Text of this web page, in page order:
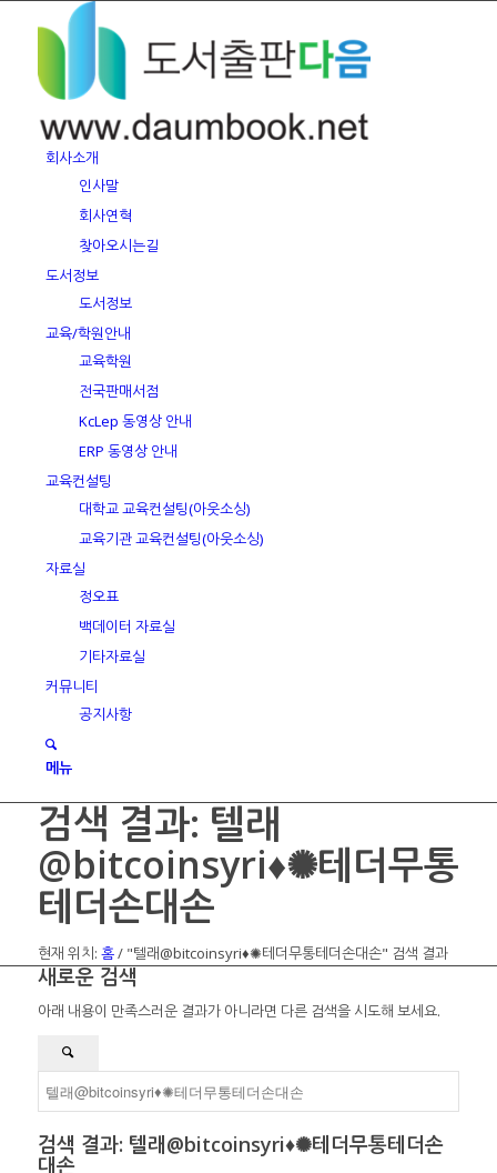
회사소개
인사말
회사연혁
찾아오시는길
도서정보
도서정보
교육/학원안내
교육학원
전국판매서점
KcLep 동영상 안내
ERP 동영상 안내
교육컨설팅
대학교 교육컨설팅(아웃소싱)
교육기관 교육컨설팅(아웃소싱)
자료실
정오표
백데이터 자료실
기타자료실
커뮤니티
공지사항
메뉴
검색 결과: 텔래
@bitcoinsyri♦✺테더무통
테더손대손
현재 위치: 홈/ "텔래@bitcoinsyri♦✺테더무통테더손대손" 검색 결과
새로운 검색
아래 내용이 만족스러운 결과가 아니라면 다른 검색을 시도해 보세요.
검색 결과: 텔래@bitcoinsyri♦✺테더무통테더손
대손